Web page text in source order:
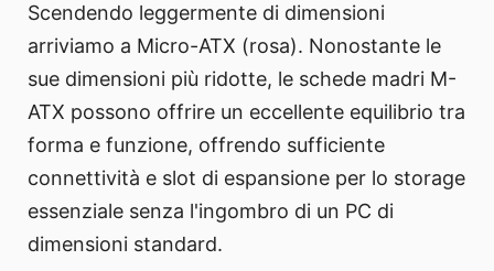
Scendendo leggermente di dimensioni
arriviamo a Micro-ATX (rosa). Nonostante le
sue dimensioni più ridotte, le schede madri M-
ATX possono offrire un eccellente equilibrio tra
forma e funzione, offrendo sufficiente
connettività e slot di espansione per lo storage
essenziale senza l'ingombro di un PC di
dimensioni standard.